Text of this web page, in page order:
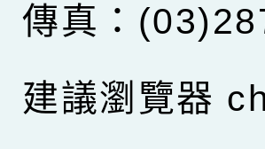
傳真：
建議瀏覽器